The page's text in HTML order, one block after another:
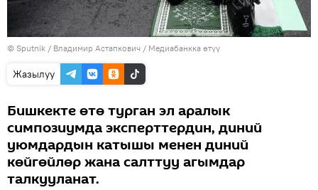
© Sputnik / Владимир Астапкович / Медиабанкка өтүү
Жазылуу
Бишкекте өтө турган эл аралык
симпозиумда эксперттердин, диний
уюмдардын катышы менен диний
көйгөйлөр жана салттуу агымдар
талкууланат.